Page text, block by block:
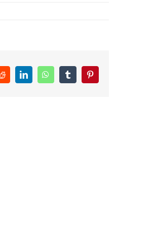
RedditLinkedInWhatsAppTumblrPinterest